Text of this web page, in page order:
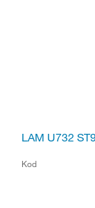
LAM U732
Kod